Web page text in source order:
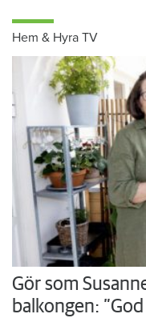
Hem & Hyra TV
Gör som
balkongen: